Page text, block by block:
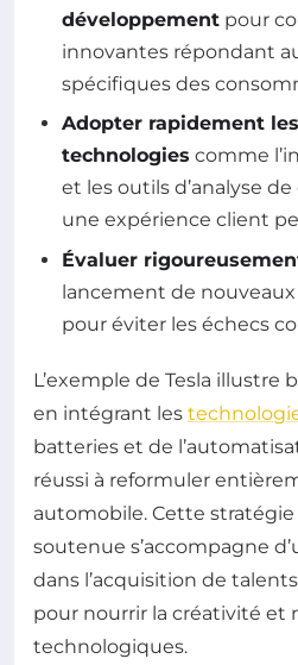
développement pour
innovantes répondant
spécifiques des
Adopter rapidement
technologies comme
et les outils d’analyse
une expérience client
Évaluer
lancement de
pour éviter les échecs
L’exemple de Tesla illustre
en intégrant les
batteries et de
réussi à reformuler
automobile. Cette stratégie
soutenue s’accompagne
dans l’acquisition de
pour nourrir la créativité et
technologiques.